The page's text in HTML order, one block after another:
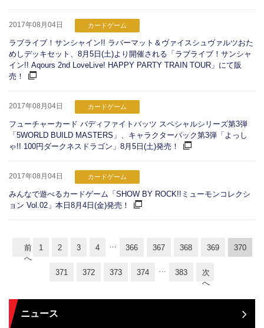
2017年08月04日 カードゲーム
ラブライブ！サンシャイン!! ラバーマット＆ヴァイスシュヴァルツおた
めしデッキセット、8月5日(土)より開催される「ラブライブ！サンシャ
イン!! Aqours 2nd LoveLive! HAPPY PARTY TRAIN TOUR」にて販
売！
2017年08月04日 カードゲーム
フューチャーカード バディファイトバッツ スペシャルシリーズ第3弾
「5WORLD BUILD MASTERS」、キャラクターパック第3弾「よっし
ゃ!! 100円ダークネスドラゴン」8月5日(土)発売！
2017年08月04日 カードゲーム
みんなで遊べるカードゲーム「SHOW BY ROCK!!ミューモンコレクシ
ョン Vol.02」本日8月4日(金)発売！
前
へ
1 2 3 4 … 366 367 368 369 370
371 372 373 374 … 383
次
へ
ニュース